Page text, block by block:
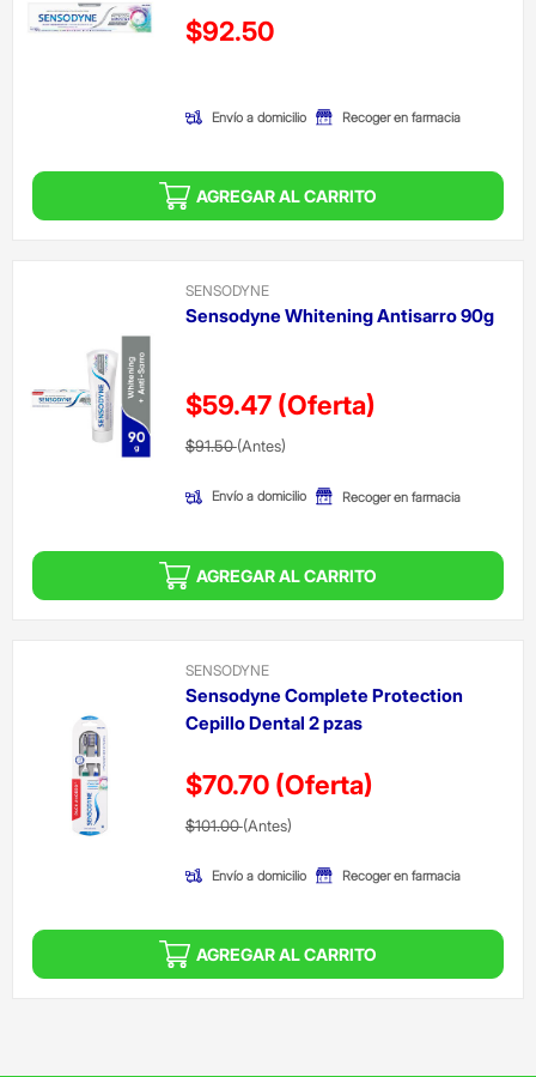
Precio reducido de
$92.50
Envío a domicilio Recoger en farmacia
AGREGAR AL CARRITO
SENSODYNE
Sensodyne Whitening Antisarro 90g
$59.47 (Oferta)
Precio reducido de
$91.50(Antes)(Oferta)
Envío a domicilio Recoger en farmacia
AGREGAR AL CARRITO
SENSODYNE
Sensodyne Complete Protection
Cepillo Dental 2 pzas
$70.70 (Oferta)
Precio reducido de
$101.00(Antes)(Oferta)
Envío a domicilio Recoger en farmacia
AGREGAR AL CARRITO